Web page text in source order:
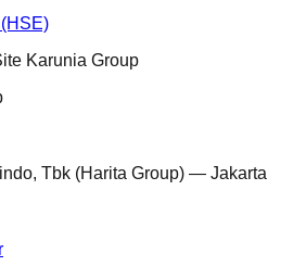
Karunia Group
Tbk (Harita Group) — Jakarta